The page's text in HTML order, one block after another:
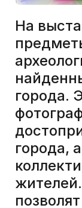
На
города.
города,